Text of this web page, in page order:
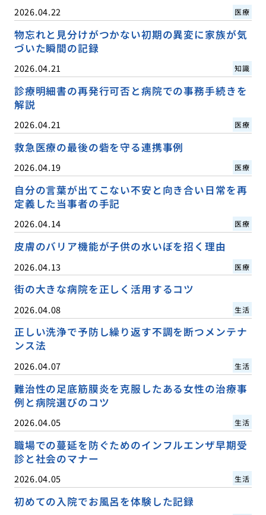
2026.04.22 医療
物忘れと見分けがつかない初期の異変に家族が気
づいた瞬間の記録
2026.04.21 知識
診療明細書の再発行可否と病院での事務手続きを
解説
2026.04.21 医療
救急医療の最後の砦を守る連携事例
2026.04.19 医療
自分の言葉が出てこない不安と向き合い日常を再
定義した当事者の手記
2026.04.14 医療
皮膚のバリア機能が子供の水いぼを招く理由
2026.04.13 医療
街の大きな病院を正しく活用するコツ
2026.04.08 生活
正しい洗浄で予防し繰り返す不調を断つメンテナ
ンス法
2026.04.07 生活
難治性の足底筋膜炎を克服したある女性の治療事
例と病院選びのコツ
2026.04.05 生活
職場での蔓延を防ぐためのインフルエンザ早期受
診と社会のマナー
2026.04.05 生活
初めての入院でお風呂を体験した記録